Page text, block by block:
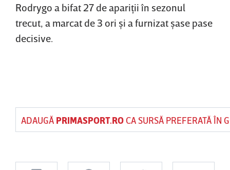
Rodrygo a bifat 27 de apariţii în sezonul
trecut, a marcat de 3 ori şi a furnizat şase pase
decisive.
ADAUGĂ PRIMASPORT.ROCA SURSĂ PREFERATĂ ÎN